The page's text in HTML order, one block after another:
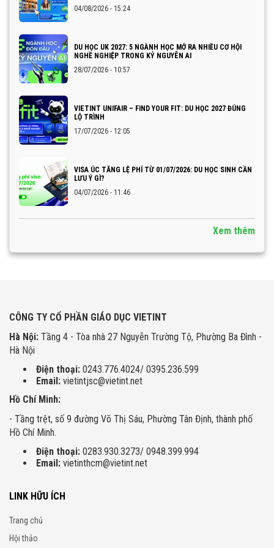
04/08/2026 - 15:24
DU HỌC UK 2027: 5 NGÀNH HỌC MỞ RA NHIỀU CƠ HỘI
NGHỀ NGHIỆP TRONG KỶ NGUYÊN AI
28/07/2026 - 10:57
VIETINT UNIFAIR – FIND YOUR FIT: DU HỌC 2027 ĐÚNG
LỘ TRÌNH
17/07/2026 - 12:05
VISA ÚC TĂNG LỆ PHÍ TỪ 01/07/2026: DU HỌC SINH CẦN
LƯU Ý GÌ?
04/07/2026 - 11:46
Xem thêm
CÔNG TY CỔ PHẦN GIÁO DỤC VIETINT
Hà Nội: Tầng 4 - Tòa nhà 27 Nguyễn Trường Tộ, Phường Ba Đình -
Hà Nội
Điện thoại: 0243.776.4024/ 0395.236.599
Email: vietintjsc@vietint.net
Hồ Chí Minh:
- Tầng trệt, số 9 đường Võ Thị Sáu, Phường Tân Định, thành phố
Hồ Chí Minh.
Điện thoại: 0283.930.3273/ 0948.399.994
Email: vietinthcm@vietint.net
LINK HỮU ÍCH
Trang chủ
Hội thảo